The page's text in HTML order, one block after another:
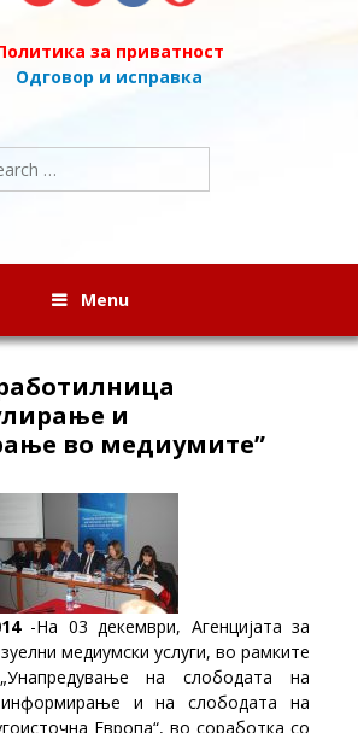
за приватност
Одговор и исправка
Menu
и
во медиумите”
-На 03 декември, Агенцијата за
медиумски услуги, во рамките
на слободата на
и на слободата на
Европа“, во соработка со